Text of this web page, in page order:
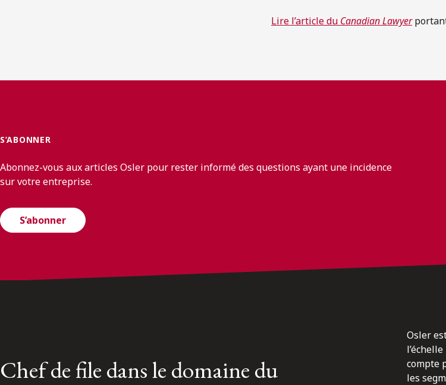
Lire l’article du Canadian Lawyer
S’ABONNER
Abonnez-vous aux articles Osler pour rester informé des questions ayant une incidence
sur votre entreprise.
S’abonner
Chef de file dans le domaine du
Osler
compte
les